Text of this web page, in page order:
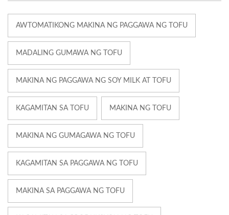
AWTOMATIKONG MAKINA NG PAGGAWA NG TOFU
MADALING GUMAWA NG TOFU
MAKINA NG PAGGAWA NG SOY MILK AT TOFU
KAGAMITAN SA TOFU MAKINA NG TOFU
MAKINA NG GUMAGAWA NG TOFU
KAGAMITAN SA PAGGAWA NG TOFU
MAKINA SA PAGGAWA NG TOFU